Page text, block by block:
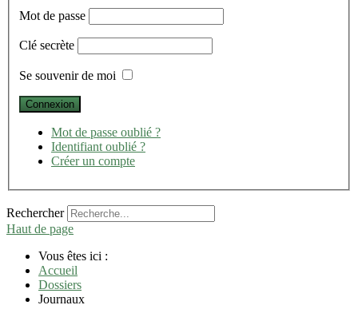
Mot de passe
Clé secrète
Se souvenir de moi
Mot de passe oublié ?
Identifiant oublié ?
Créer un compte
Rechercher
Haut de page
Vous êtes ici :
Accueil
Dossiers
Journaux